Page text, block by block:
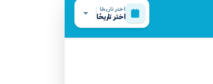
اختر تاريخًا
اختر تاريخًا